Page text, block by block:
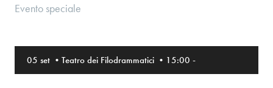
Evento speciale
05 set • Teatro dei Filodrammatici • 15:00 -